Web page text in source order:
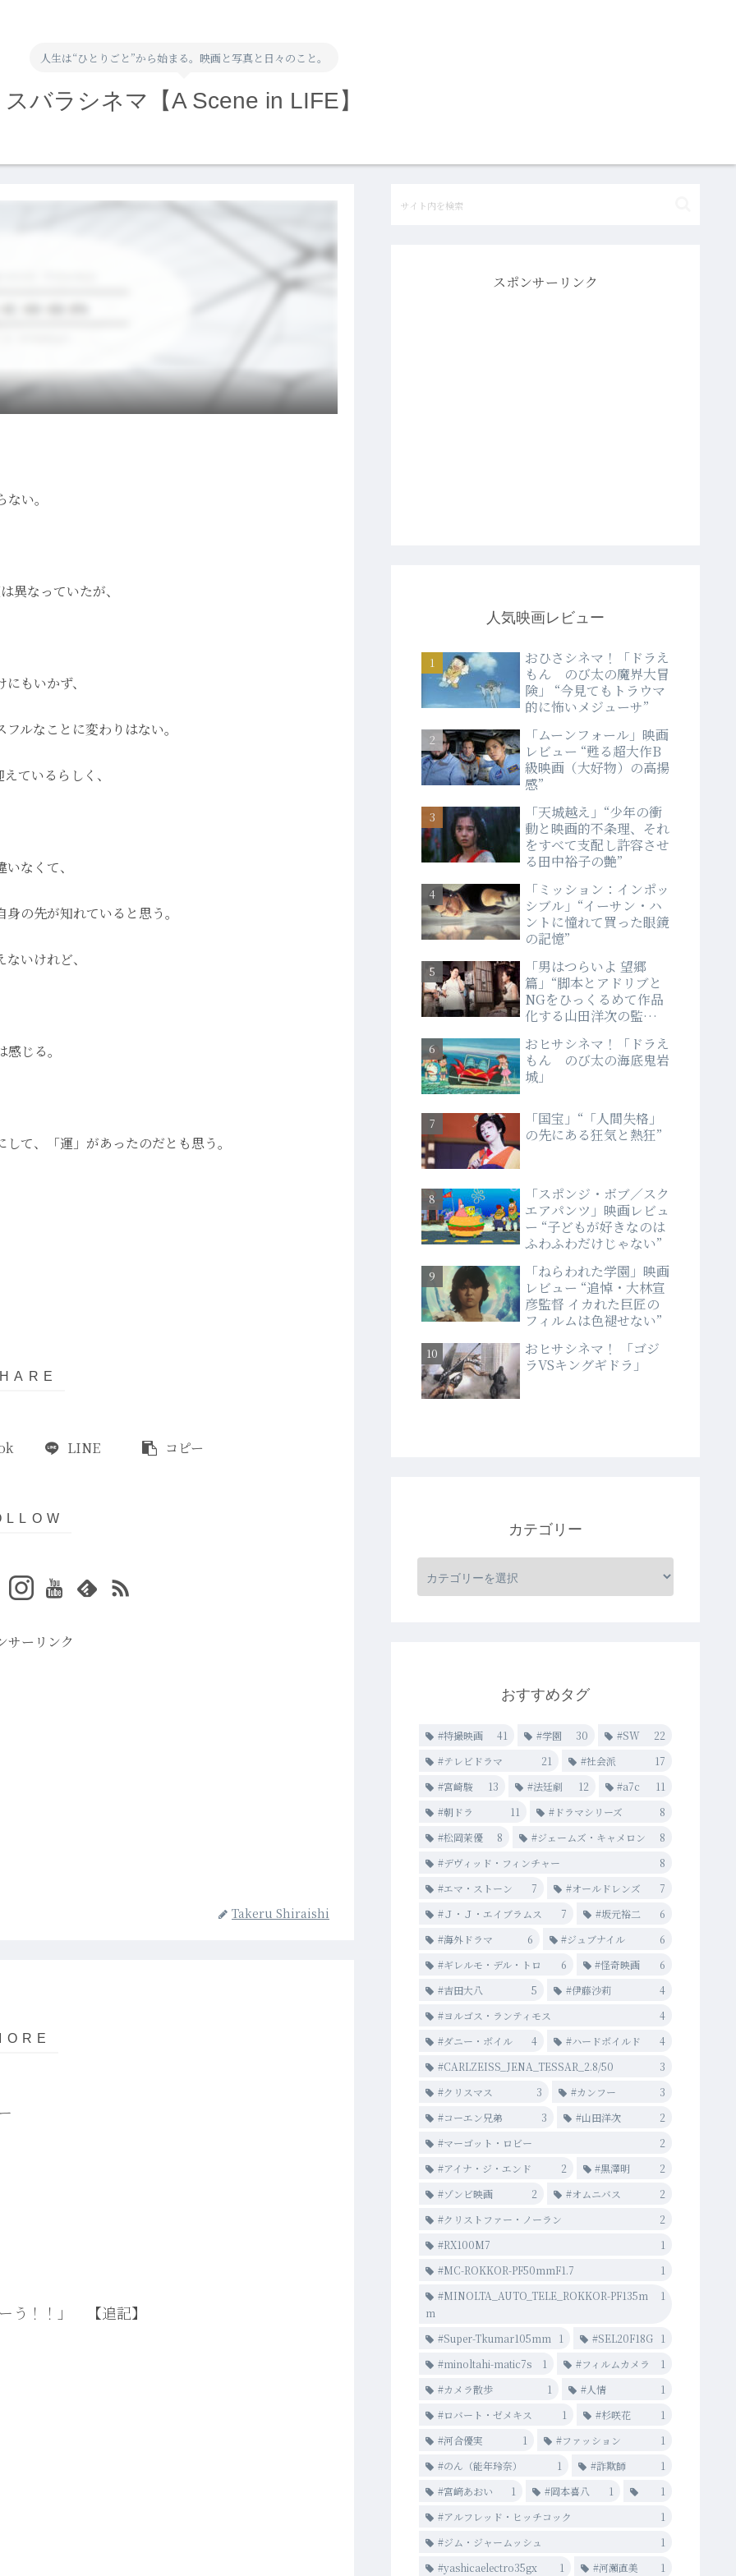
人生は“ひとりごと”から始まる。映画と写真と日々のこと。
スバラシネマ【A Scene in LIFE】
い。
異なっていたが、
もいかず、
ルなことに変わりはない。
ているらしく、
なくて、
の先が知れていると思う。
いけれど、
じる。
て、「運」があったのだとも思う。
LINE コピー
サーリンク
Takeru Shiraishi
う！！」 【追記】
スポンサーリンク
人気映画レビュー
おひさシネマ！「ドラえ
もん のび太の魔界大冒
険」 “今見てもトラウマ
的に怖いメジューサ”
「ムーンフォール」映画
レビュー “甦る超大作B
級映画（大好物）の高揚
感”
「天城越え」“少年の衝
動と映画的不条理、それ
をすべて支配し許容させ
る田中裕子の艶”
「ミッション：インポッ
シブル」“イーサン・ハ
ントに憧れて買った眼鏡
の記憶”
「男はつらいよ 望郷
篇」“脚本とアドリブと
NGをひっくるめて作品
化する山田洋次の監督
おヒサシネマ！「ドラえ
もん のび太の海底鬼岩
城」
「国宝」“「人間失格」
の先にある狂気と熱狂”
「スポンジ・ボブ／スク
エアパンツ」映画レビュ
ー “子どもが好きなのは
ふわふわだけじゃない”
「ねらわれた学園」映画
レビュー “追悼・大林宣
彦監督 イカれた巨匠の
フィルムは色褪せない”
おヒサシネマ！ 「ゴジ
ラVSキングギドラ」
カテゴリー
おすすめタグ
#特撮映画 41 #学園 30 #SW
22
#テレビドラマ
21 #社会派
17
#宮崎駿
13 #法廷劇 12 #a7c
11
#朝ドラ
11 #ドラマシリーズ
8
#松岡茉優
8 #ジェームズ・キャメロン
8
#デヴィッド・フィンチャー
8
#エマ・ストーン
7 #オールドレンズ
7
#Ｊ・Ｊ・エイブラムス
7 #坂元裕二
6
#海外ドラマ
6 #ジュブナイル
6
#ギレルモ・デル・トロ
6 #怪奇映画
6
#吉田大八
5 #伊藤沙莉
4
#ヨルゴス・ランティモス
4
#ダニー・ボイル
4 #ハードボイルド
4
#CARLZEISS_JENA_TESSAR_2.8/50
3
#クリスマス
3 #カンフー
3
#コーエン兄弟
3 #山田洋次
2
#マーゴット・ロビー
2
#アイナ・ジ・エンド
2 #黒澤明
2
#ゾンビ映画
2 #オムニバス
2
#クリストファー・ノーラン
2
#RX100M7
1
#MC-ROKKOR-PF50mmF1.7
1
#MINOLTA_AUTO_TELE_ROKKOR-PF135m
m
1
#Super-Tkumar105mm 1 #SEL20F18G
1
#minoltahi-matic7s
1 #フィルムカメラ
1
#カメラ散歩
1 #人情
1
#ロバート・ゼメキス
1 #杉咲花
1
#河合優実
1 #ファッション
1
#のん（能年玲奈）
1 #詐欺師
1
#宮﨑あおい
1 #岡本喜八 1
1
#アルフレッド・ヒッチコック
1
#ジム・ジャームッシュ
1
#yashicaelectro35gx
1 #河瀨直美
1